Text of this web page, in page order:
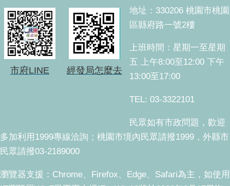
市府LINE 經發局怎麼去
地址：330206 桃園市桃園
區縣府路一號2樓
上班時間：星期一至星期
五 上午8:00至12:00 下午
13:00至17:00
TEL: 03-3322101
民眾如有市政問題，歡迎
多加利用1999專線洽詢；桃園市境內民眾請撥1999，外縣市
民眾請撥03-2189000
瀏覽器支援：Chrome、Firefox、Edge、Safari為主，如使用